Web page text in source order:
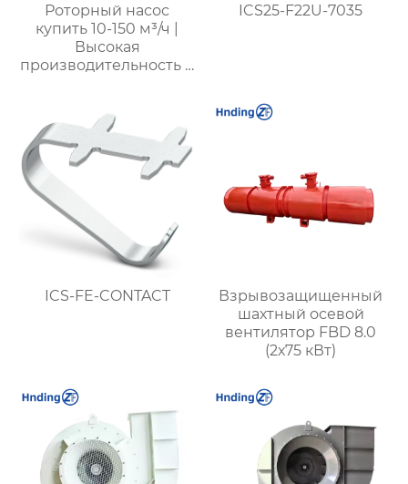
Роторный насос
купить 10-150 м³/ч |
Высокая
производительность и
XYZ
ICS25-F22U-7035
ICS-FE-CONTACT
Взрывозащищенный
шахтный осевой
вентилятор FBD 8.0
(2х75 кВт)